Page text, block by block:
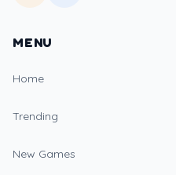
MENU
Home
Trending
New Games